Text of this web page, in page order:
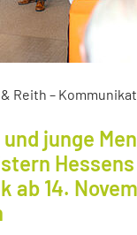
Reith –
junge
ab 14.